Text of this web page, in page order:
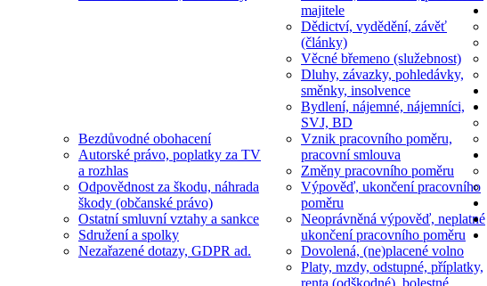
majitele
Dědictví, vydědění, závěť
(články)
Věcné břemeno (služebnost)
Dluhy, závazky, pohledávky,
směnky, insolvence
Bydlení, nájemné, nájemníci,
SVJ, BD
Bezdůvodné obohacení
Autorské právo, poplatky za TV
a rozhlas
Odpovědnost za škodu, náhrada
škody (občanské právo)
Ostatní smluvní vztahy a sankce
Sdružení a spolky
Nezařazené dotazy, GDPR ad.
Vznik pracovního poměru,
pracovní smlouva
Změny pracovního poměru
Výpověď, ukončení pracovního
poměru
Neoprávněná výpověď, neplatné
ukončení pracovního poměru
Dovolená, (ne)placené volno
Platy, mzdy, odstupné, příplatky,
renta (odškodné), bolestné